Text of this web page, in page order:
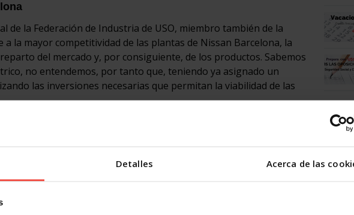
Detalles Acerca de las
de la Federación de Industria de USO, miembro también de la
a la mayor competitividad de las plantas de Nissan Barcelona, la
del mercado y, por consiguiente, de los productos. Sabemos
no entendemos, por tanto que, teniendo ya asignado un
las inversiones necesarias que permitan la viabilidad de las
para prolongar la ejecución de la medida prevista para
considera insuficiente.
queremos mantener el empleo, y queremos continuar
soluciones, pero bajo ningún concepto bajo la amenaza del
Nissan Barcelona encima de la mesa”, concluye Ruiz.